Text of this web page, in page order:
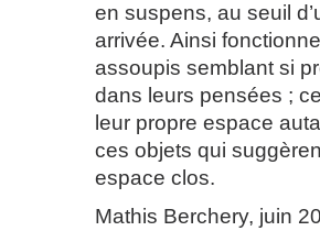
en suspens, au seuil
arrivée. Ainsi
assoupis semblant si
dans leurs pensées ;
leur propre espace
ces objets qui
espace clos.
Mathis Berchery, juin